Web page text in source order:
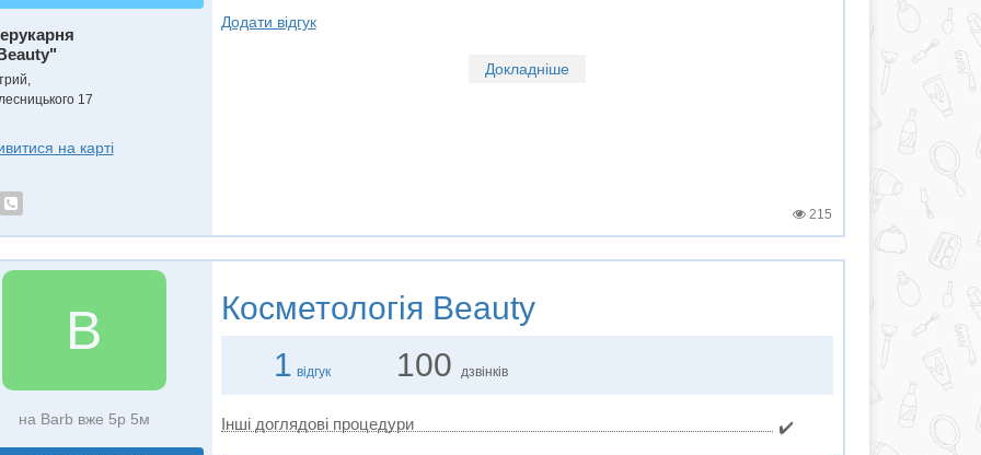
17
на карті
Додати відгук
Докладніше
215
B
на Barb вже 5р 5м
Косметологія Beauty
1 відгук 100 дзвінків
Інші доглядові процедури ✔️